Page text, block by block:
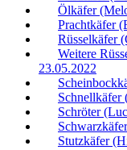
Ölkäfer
Prachtkäfer
Rüsselkäfer
Weitere
23.05.2022
Schnellkäfer
Schröter
Stutzkäfer